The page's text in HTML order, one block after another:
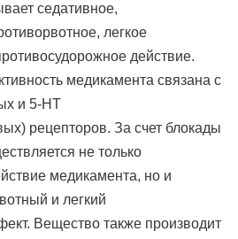
седативное,
легкое
действие.
медикамента связана с
и 5-НТ
рецепторов. За счет блокады
не только
медикамента, но и
и легкий
Вещество также производит